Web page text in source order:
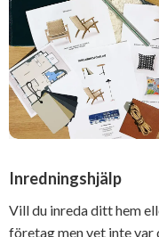
Inredningshjälp
Vill du inreda ditt hem
företag men vet inte var